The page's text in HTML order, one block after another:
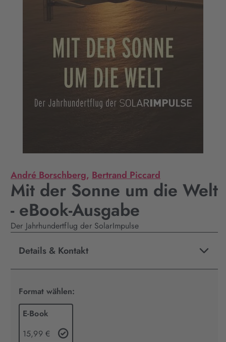
André Borschberg, Bertrand Piccard
Mit der Sonne um die Welt
- eBook-Ausgabe
Der Jahrhundertflug der SolarImpulse
Details & Kontakt
Format wählen:
E-Book
15,99 €